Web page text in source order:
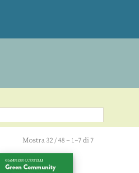
Mostra32/48– 1–7 di 7